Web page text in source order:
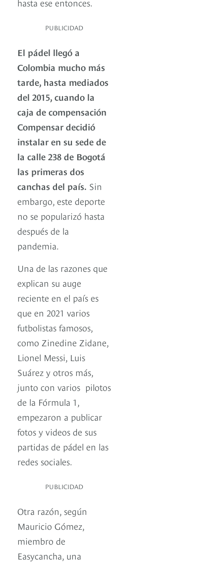
PUBLICIDAD
El pádel llegó a
Colombia mucho más
tarde, hasta mediados
del 2015, cuando la
caja de compensación
Compensar decidió
instalar en su sede de
la calle 238 de Bogotá
las primeras dos
canchas del país. Sin
embargo, este deporte
no se popularizó hasta
después de la
pandemia.
Una de las razones que
explican su auge
reciente en el país es
que en 2021 varios
futbolistas famosos,
como Zinedine Zidane,
Lionel Messi, Luis
Suárez y otros más,
junto con varios pilotos
de la Fórmula 1,
empezaron a publicar
fotos y videos de sus
partidas de pádel en las
redes sociales.
PUBLICIDAD
Otra razón, según
Mauricio Gómez,
miembro de
Easycancha, una